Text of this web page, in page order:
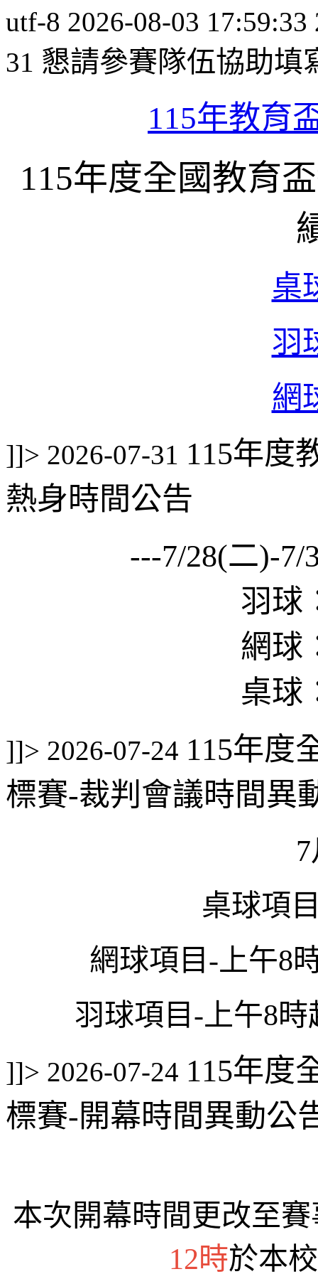
utf-8 2026-08-03 17:59:33
31 懇請參賽隊伍協助填
115年教育
115年度全國教育
桌
羽
網
]]> 2026-07-31 115年度
熱身時間公告
---7/28(二)-
羽球
網球
桌球
]]> 2026-07-24 115年度
標賽-裁判會議時間異
桌球項
網球項目-上午8
羽球項目-上午8
]]> 2026-07-24 115年度
標賽-開幕時間異動公
本次開幕時間更改至
12時於本